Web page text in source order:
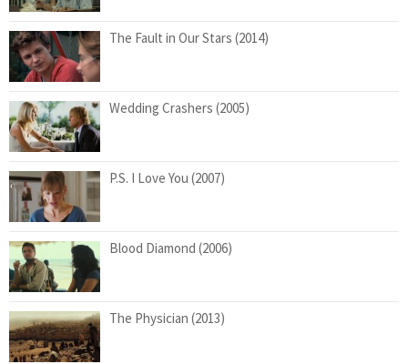
The Fault in Our Stars (2014)
Wedding Crashers (2005)
P.S. I Love You (2007)
Blood Diamond (2006)
The Physician (2013)